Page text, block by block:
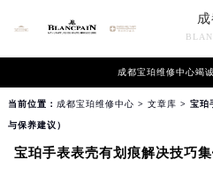
成都宝珀维修中心竭
当前位置： 成都宝珀维修中心 > 文章库 > 宝珀
与保养建议）
宝珀手表表壳有划痕解决技巧